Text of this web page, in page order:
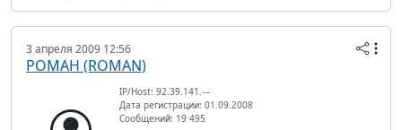
3 апреля 2009 12:56
РОМАН (ROMAN)
IP/Host: 92.39.141.---
Дата регистрации: 01.09.2008
Сообщений: 19 495